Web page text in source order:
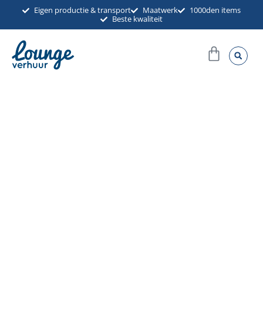
inhoud
Eigen productie & transport Maatwerk
1000den items
Beste kwaliteit